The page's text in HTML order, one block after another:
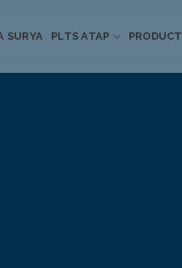
SURYA PLTS ATAP PRODUCT
Terkini